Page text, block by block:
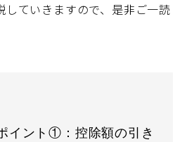
していきますので、是非ご一読
イント①：控除額の引き